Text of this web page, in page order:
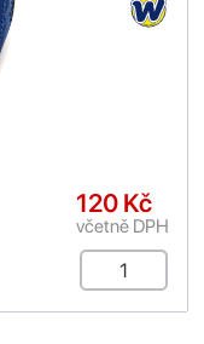
120 Kč
včetně DPH